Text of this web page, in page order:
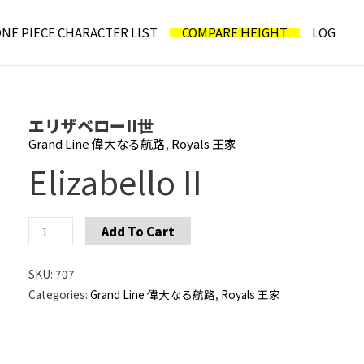
PIECE CHARACTER LIST COMPARE HEIGHT LOG
エリザベローII世
Grand Line 偉大なる航路, Royals 王家
Elizabello II
Elizabello
II
quantity
Add To Cart
SKU:707
Categories:Grand Line 偉大なる航路, Royals 王家